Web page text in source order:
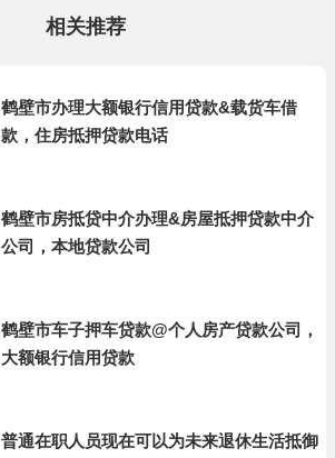
相关推荐
鹤壁市办理大额银行信用贷款&载货车借
款，住房抵押贷款电话
鹤壁市房抵贷中介办理&房屋抵押贷款中介
公司，本地贷款公司
鹤壁市车子押车贷款@个人房产贷款公司，
大额银行信用贷款
普通在职人员现在可以为未来退休生活抵御